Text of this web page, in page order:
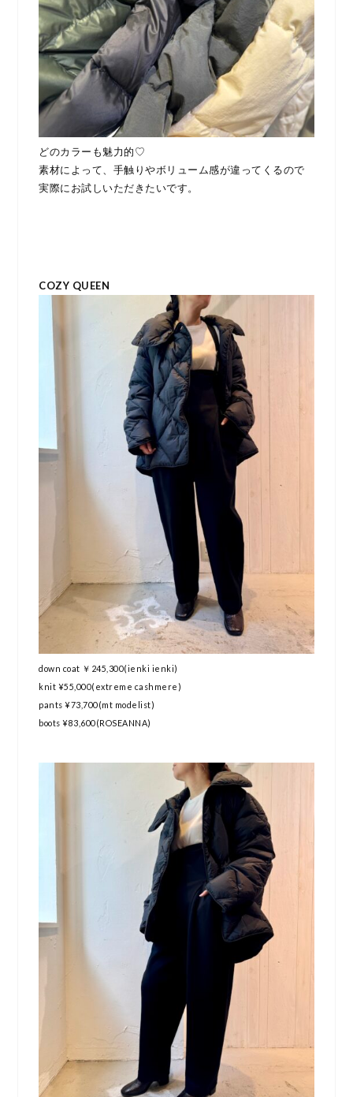
どのカラーも魅力的♡
素材によって、手触りやボリューム感が違ってくるので
実際にお試しいただきたいです。
COZY QUEEN
down coat ￥245,300(ienki ienki)
knit ¥55,000(extreme cashmere)
pants ¥73,700(mt modelist)
boots ¥83,600(ROSEANNA)